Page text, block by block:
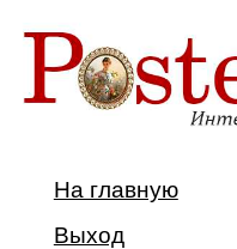
На главную
Выход